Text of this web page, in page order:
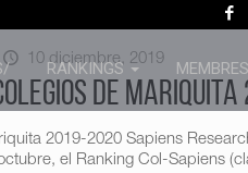
RANKINGS
10 diciembre, 2019
de Mariquita
2019-2020 Sapiens
el Ranking Col-Sapiens